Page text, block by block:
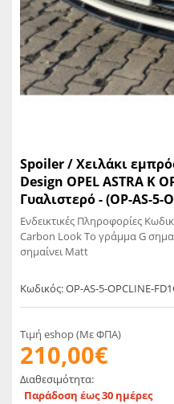
Spoiler / Χειλάκι
Design OPEL ASTRA K
Γυαλιστερό - (OP-AS-5-
Ενδεικτικές Πληροφορίες
Carbon Look Το γράμμα G
σημαίνει Matt
Κωδικός: OP-AS-5-OPCLINE-
Τιμή eshop (Με ΦΠΑ)
210,00€
Διαθεσιμότητα:
Παράδοση έως 30 ημέρες